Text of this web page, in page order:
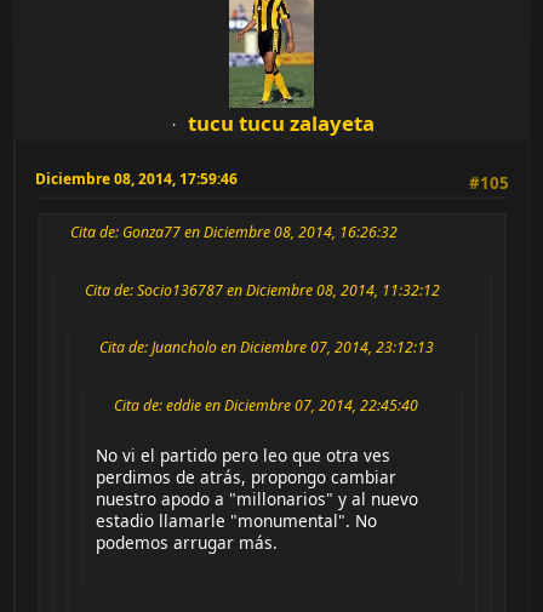
tucu tucu zalayeta
Diciembre 08, 2014, 17:59:46 #105
Cita de: Gonza77 en Diciembre 08, 2014, 16:26:32
Cita de: Socio136787 en Diciembre 08, 2014, 11:32:12
Cita de: Juancholo en Diciembre 07, 2014, 23:12:13
Cita de: eddie en Diciembre 07, 2014, 22:45:40
No vi el partido pero leo que otra ves
perdimos de atrás, propongo cambiar
nuestro apodo a "millonarios" y al nuevo
estadio llamarle "monumental". No
podemos arrugar más.